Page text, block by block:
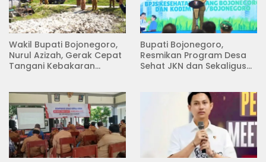
Wakil Bupati Bojonegoro,
Nurul Azizah, Gerak Cepat
Tangani Kebakaran
Bupati Bojonegoro,
Resmikan Program Desa
Sehat JKN dan Sekaligus